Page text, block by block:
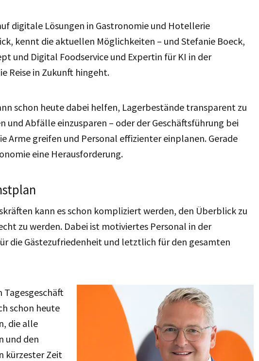
digitale Lösungen in Gastronomie und Hotellerie
kennt die aktuellen Möglichkeiten – und Stefanie Boeck,
und Digital Foodservice und Expertin für KI in der
Reise in Zukunft hingeht.
schon heute dabei helfen, Lagerbestände transparent zu
und Abfälle einzusparen – oder der Geschäftsführung bei
Arme greifen und Personal effizienter einplanen. Gerade
eine Herausforderung.
kann es schon kompliziert werden, den Überblick zu
zu werden. Dabei ist motiviertes Personal in der
die Gästezufriedenheit und letztlich für den gesamten
Tagesgeschäft
schon heute
die alle
und den
kürzester Zeit